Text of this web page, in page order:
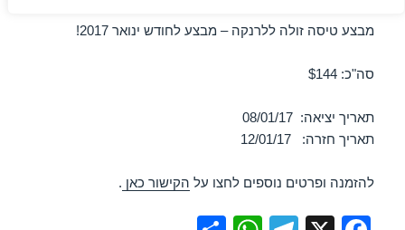
מבצע טיסה זולה ללרנקה – מבצע לחודש ינואר 2017!
סה"כ: $144
תאריך יציאה: 08/01/17
תאריך חזרה: 12/01/17
להזמנה ופרטים נוספים לחצו על הקישור כאן .